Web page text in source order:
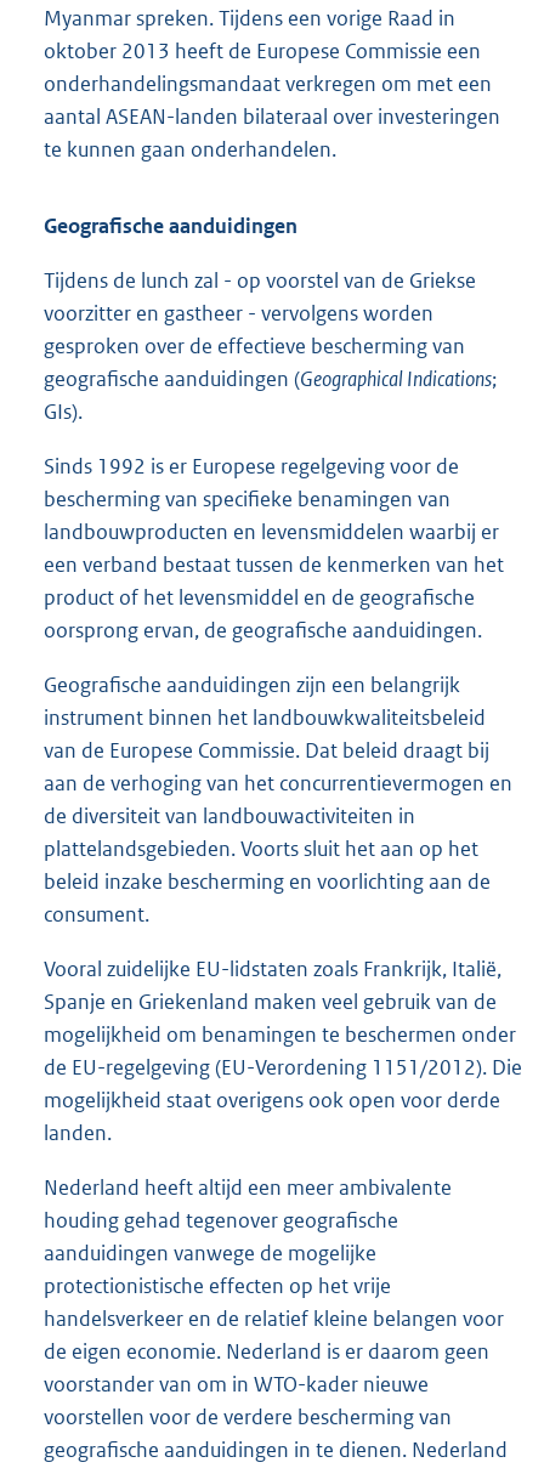
Myanmar spreken. Tijdens een vorige Raad in
oktober 2013 heeft de Europese Commissie een
onderhandelingsmandaat verkregen om met een
aantal ASEAN-landen bilateraal over investeringen
te kunnen gaan onderhandelen.
Geografische aanduidingen
Tijdens de lunch zal - op voorstel van de Griekse
voorzitter en gastheer - vervolgens worden
gesproken over de effectieve bescherming van
geografische aanduidingen (Geographical Indications;
GIs).
Sinds 1992 is er Europese regelgeving voor de
bescherming van specifieke benamingen van
landbouwproducten en levensmiddelen waarbij er
een verband bestaat tussen de kenmerken van het
product of het levensmiddel en de geografische
oorsprong ervan, de geografische aanduidingen.
Geografische aanduidingen zijn een belangrijk
instrument binnen het landbouwkwaliteitsbeleid
van de Europese Commissie. Dat beleid draagt bij
aan de verhoging van het concurrentievermogen en
de diversiteit van landbouwactiviteiten in
plattelandsgebieden. Voorts sluit het aan op het
beleid inzake bescherming en voorlichting aan de
consument.
Vooral zuidelijke EU-lidstaten zoals Frankrijk, Italië,
Spanje en Griekenland maken veel gebruik van de
mogelijkheid om benamingen te beschermen onder
de EU-regelgeving (EU-Verordening 1151/2012). Die
mogelijkheid staat overigens ook open voor derde
landen.
Nederland heeft altijd een meer ambivalente
houding gehad tegenover geografische
aanduidingen vanwege de mogelijke
protectionistische effecten op het vrije
handelsverkeer en de relatief kleine belangen voor
de eigen economie. Nederland is er daarom geen
voorstander van om in WTO-kader nieuwe
voorstellen voor de verdere bescherming van
geografische aanduidingen in te dienen. Nederland